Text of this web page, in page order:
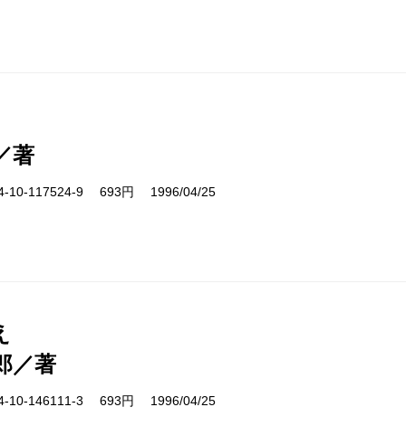
著
10-117524-9 693円 1996/04/25
／著
10-146111-3 693円 1996/04/25